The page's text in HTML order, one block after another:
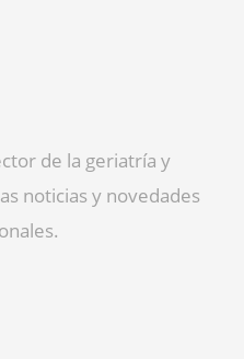
de la geriatría y
noticias y novedades